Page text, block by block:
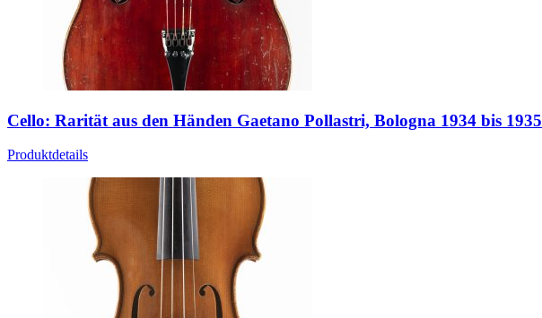
Cello: Rarität aus den Händen Gaetano Pollastri, Bologna 1934 bis 1935
Produktdetails